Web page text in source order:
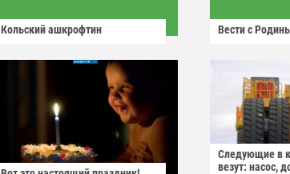
Кольский ашкрофтин Вести с
Следующие в
везут: насос,